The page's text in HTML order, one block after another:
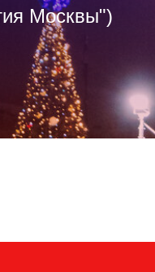
Москвы")